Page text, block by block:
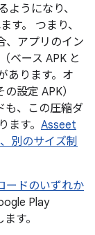
うになり、
す。 つまり、
、アプリのイン
ベース APK と
あります。オ
設定 APK）
も、この圧縮ダ
す。 Asseet
別のサイズ制
ードのいずれか
Play
す。